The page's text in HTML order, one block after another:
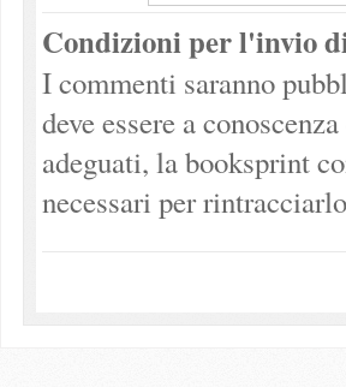
Condizioni per l'invio
I commenti saranno
deve essere a
adeguati, la booksprint
necessari per